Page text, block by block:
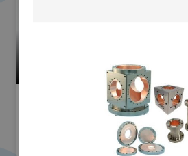
#試作市場(試作加工受託ゾーン)
株式会社アイキ